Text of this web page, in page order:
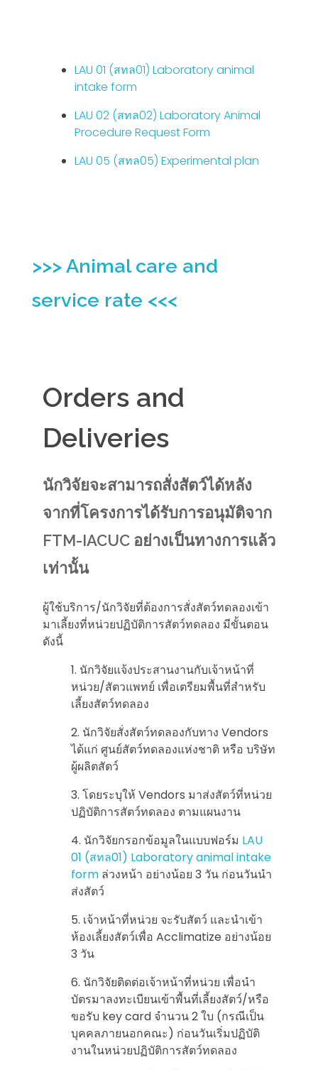
LAU 01 (สทล01) Laboratory animal
intake form
LAU 02 (สทล02) Laboratory Animal
Procedure Request Form
LAU 05 (สทล05) Experimental plan
>>> Animal care and
service rate <<<
Orders and
Deliveries
นักวิจัยจะสามารถสั่งสัตว์ได้หลัง
จากที่โครงการได้รับการอนุมัติจาก
FTM-IACUC อย่างเป็นทางการแล้ว
เท่านั้น
ผู้ใช้บริการ/นักวิจัยที่ต้องการสั่งสัตว์ทดลองเข้า
มาเลี้ยงที่หน่วยปฏิบัติการสัตว์ทดลอง มีขั้นตอน
ดังนี้
นักวิจัยแจ้งประสานงานกับเจ้าหน้าที่
หน่วย/สัตวแพทย์ เพื่อเตรียมพื้นที่สำหรับ
เลี้ยงสัตว์ทดลอง
นักวิจัยสั่งสัตว์ทดลองกับทาง Vendors
ได้แก่ ศูนย์สัตว์ทดลองแห่งชาติ หรือ บริษัท
ผู้ผลิตสัตว์
โดยระบุให้ Vendors มาส่งสัตว์ที่หน่วย
ปฏิบัติการสัตว์ทดลอง ตามแผนงาน
นักวิจัยกรอกข้อมูลในแบบฟอร์ม LAU
01 (สทล01) Laboratory animal intake
form ล่วงหน้า อย่างน้อย 3 วัน ก่อนวันนำ
ส่งสัตว์
เจ้าหน้าที่หน่วย จะรับสัตว์ และนำเข้า
ห้องเลี้ยงสัตว์เพื่อ Acclimatize อย่างน้อย
3 วัน
นักวิจัยติดต่อเจ้าหน้าที่หน่วย เพื่อนำ
บัตรมาลงทะเบียนเข้าพื้นที่เลี้ยงสัตว์/หรือ
ขอรับ key card จำนวน 2 ใบ (กรณีเป็น
บุคคลภายนอกคณะ) ก่อนวันเริ่มปฏิบัติ
งานในหน่วยปฏิบัติการสัตว์ทดลอง